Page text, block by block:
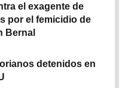
el exagente de
por el femicidio de
Bernal
detenidos en